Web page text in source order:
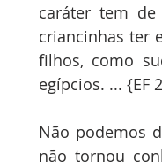
caráter tem
criancinhas ter
filhos, como
egípcios. ... {EF
Não podemos
não tornou